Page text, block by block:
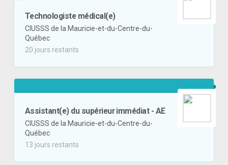
Technologiste médical(e)
CIUSSS de la Mauricie-et-du-Centre-du-
Québec
20 jours restants
Assistant(e) du supérieur immédiat - AE
CIUSSS de la Mauricie-et-du-Centre-du-
Québec
13 jours restants